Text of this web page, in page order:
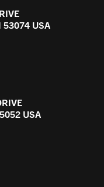
53074 USA
USA